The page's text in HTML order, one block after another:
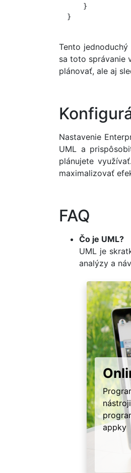
      }
  }
Tento
sa toto správanie
plánovať, ale aj
Nastavenie
UML a
plánujete
maximalizovať
FAQ
Čo je UML?
UML je
analýzy a
appky